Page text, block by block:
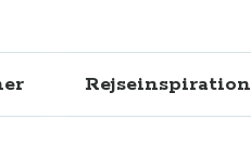
Rejseinspiration